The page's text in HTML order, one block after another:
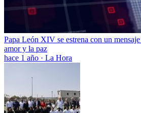
Papa León XIV se estrena con un
amor y la paz
hace 1 año · La Hora